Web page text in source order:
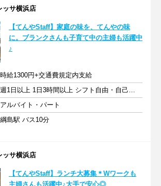
サ横浜店
【てんやStaff】家庭の味を、てんやの味
に。ブランクさんも子育て中の主婦も活躍中
♪
時給1300円+交通費規定内支給
週1日以上 1日3時間以上 シフト自由・自己申告
アルバイト・パート
綱島駅 バス10分
サ横浜店
【てんやStaff】ランチ大募集＊Wワークも
主婦さんも活躍中♪大手で安心◎